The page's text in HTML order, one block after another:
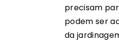
precisam
podem ser
da